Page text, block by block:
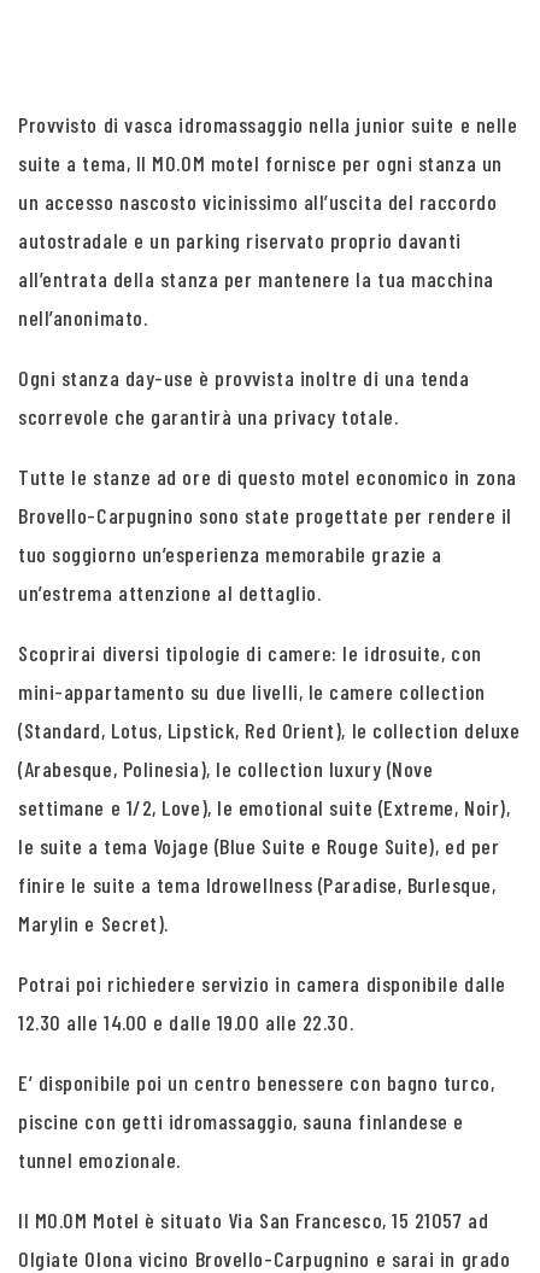
Provvisto di vasca idromassaggio nella junior suite e nelle
suite a tema, Il MO.OM motel fornisce per ogni stanza un
un accesso nascosto vicinissimo all’uscita del raccordo
autostradale e un parking riservato proprio davanti
all’entrata della stanza per mantenere la tua macchina
nell’anonimato.
Ogni stanza day-use è provvista inoltre di una tenda
scorrevole che garantirà una privacy totale.
Tutte le stanze ad ore di questo motel economico in zona
Brovello-Carpugnino sono state progettate per rendere il
tuo soggiorno un’esperienza memorabile grazie a
un’estrema attenzione al dettaglio.
Scoprirai diversi tipologie di camere: le idrosuite, con
mini-appartamento su due livelli, le camere collection
(Standard, Lotus, Lipstick, Red Orient), le collection deluxe
(Arabesque, Polinesia), le collection luxury (Nove
settimane e 1/2, Love), le emotional suite (Extreme, Noir),
le suite a tema Vojage (Blue Suite e Rouge Suite), ed per
finire le suite a tema Idrowellness (Paradise, Burlesque,
Marylin e Secret).
Potrai poi richiedere servizio in camera disponibile dalle
12.30 alle 14.00 e dalle 19.00 alle 22.30.
E’ disponibile poi un centro benessere con bagno turco,
piscine con getti idromassaggio, sauna finlandese e
tunnel emozionale.
Il MO.OM Motel è situato Via San Francesco, 15 21057 ad
Olgiate Olona vicino Brovello-Carpugnino e sarai in grado